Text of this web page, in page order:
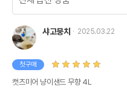
샤고뭉치 2025.03.22
첫구매
캣츠미어 냥이샌드 무향 4L